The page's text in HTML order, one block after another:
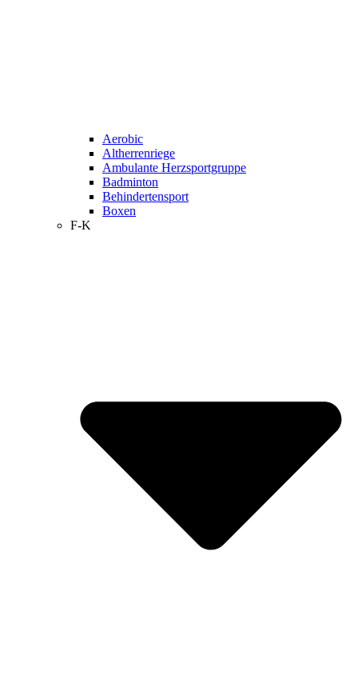
Aerobic
Altherrenriege
Ambulante Herzsportgruppe
Badminton
Behindertensport
Boxen
F-K